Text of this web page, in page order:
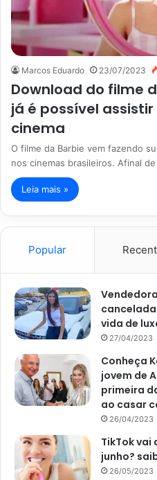
Marcos Eduardo 23/07/2023
Download do filme
já é possível
cinema
O filme da Barbie vem fazendo
nos cinemas brasileiros. Afinal
Leia mais »
Popular
vida de
27/04/2023
Conheça
jovem de
primeira
ao casar
26/04/2023
TikTok vai
junho?
26/05/2023